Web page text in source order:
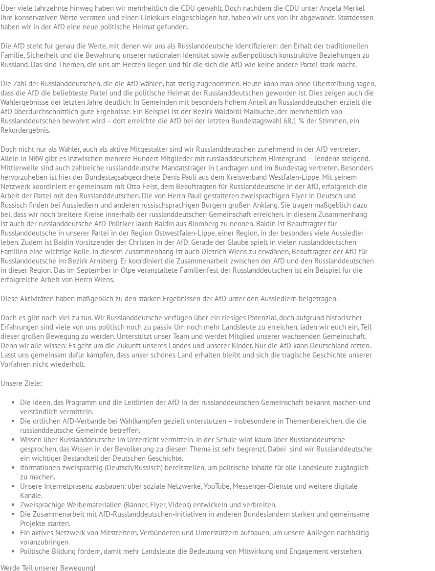
Über viele Jahrzehnte hinweg haben wir mehrheitlich die CDU gewählt. Doch nachdem die CDU unter Angela Merkel
ihre konservativen Werte verraten und einen Linkskurs eingeschlagen hat, haben wir uns von ihr abgewandt. Stattdessen
haben wir in der AfD eine neue politische Heimat gefunden.
Die AfD steht für genau die Werte, mit denen wir uns als Russlanddeutsche identifizieren: den Erhalt der traditionellen
Familie, Sicherheit und die Bewahrung unserer nationalen Identität sowie außenpolitisch konstruktive Beziehungen zu
Russland. Das sind Themen, die uns am Herzen liegen und für die sich die AfD wie keine andere Partei stark macht.
Die Zahl der Russlanddeutschen, die die AfD wählen, hat stetig zugenommen. Heute kann man ohne Übertreibung sagen,
dass die AfD die beliebteste Partei und die politische Heimat der Russlanddeutschen geworden ist. Dies zeigen auch die
Wahlergebnisse der letzten Jahre deutlich: In Gemeinden mit besonders hohem Anteil an Russlanddeutschen erzielt die
AfD überdurchschnittlich gute Ergebnisse. Ein Beispiel ist der Bezirk Waldbröl-Maibuche, der mehrheitlich von
Russlanddeutschen bewohnt wird – dort erreichte die AfD bei der letzten Bundestagswahl 68,1 % der Stimmen, ein
Rekordergebnis.
Doch nicht nur als Wähler, auch als aktive Mitgestalter sind wir Russlanddeutschen zunehmend in der AfD vertreten.
Allein in NRW gibt es inzwischen mehrere Hundert Mitglieder mit russlanddeutschem Hintergrund – Tendenz steigend.
Mittlerweile sind auch zahlreiche russlanddeutsche Mandatsträger in Landtagen und im Bundestag vertreten. Besonders
hervorzuheben ist hier der Bundestagsabgeordnete Denis Pauli aus dem Kreisverband Westfalen-Lippe. Mit seinem
Netzwerk koordiniert er gemeinsam mit Otto Feist, dem Beauftragten für Russlanddeutsche in der AfD, erfolgreich die
Arbeit der Partei mit den Russlanddeutschen. Die von Herrn Pauli gestalteten zweisprachigen Flyer in Deutsch und
Russisch finden bei Aussiedlern und anderen russischsprachigen Bürgern großen Anklang. Sie tragen maßgeblich dazu
bei, dass wir noch breitere Kreise innerhalb der russlanddeutschen Gemeinschaft erreichen. In diesem Zusammenhang
ist auch der russlanddeutsche AfD-Politiker Jakob Baidin aus Blomberg zu nennen. Baidin ist Beauftragter für
Russlanddeutsche in unserer Partei in der Region Ostwestfalen-Lippe, einer Region, in der besonders viele Aussiedler
leben. Zudem ist Baidin Vorsitzender der Christen in der AfD. Gerade der Glaube spielt in vielen russlanddeutschen
Familien eine wichtige Rolle. In diesem Zusammenhang ist auch Dietrich Wiens zu erwähnen, Beauftragter der AfD für
Russlanddeutsche im Bezirk Arnsberg. Er koordiniert die Zusammenarbeit zwischen der AfD und den Russlanddeutschen
in dieser Region. Das im September in Olpe veranstaltete Familienfest der Russlanddeutschen ist ein Beispiel für die
erfolgreiche Arbeit von Herrn Wiens.
Diese Aktivitäten haben maßgeblich zu den starken Ergebnissen der AfD unter den Aussiedlern beigetragen.
Doch es gibt noch viel zu tun. Wir Russlanddeutsche verfügen über ein riesiges Potenzial, doch aufgrund historischer
Erfahrungen sind viele von uns politisch noch zu passiv. Um noch mehr Landsleute zu erreichen, laden wir euch ein, Teil
dieser großen Bewegung zu werden. Unterstützt unser Team und werdet Mitglied unserer wachsenden Gemeinschaft.
Denn wir alle wissen: Es geht um die Zukunft unseres Landes und unserer Kinder. Nur die AfD kann Deutschland retten.
Lasst uns gemeinsam dafür kämpfen, dass unser schönes Land erhalten bleibt und sich die tragische Geschichte unserer
Vorfahren nicht wiederholt.
Unsere Ziele:
Die Ideen, das Programm und die Leitlinien der AfD in der russlanddeutschen Gemeinschaft bekannt machen und
verständlich vermitteln.
Die örtlichen AfD-Verbände bei Wahlkämpfen gezielt unterstützen – insbesondere in Themenbereichen, die die
russlanddeutsche Gemeinde betreffen.
Wissen über Russlanddeutsche im Unterricht vermitteln. In der Schule wird kaum über Russlanddeutsche
gesprochen, das Wissen in der Bevölkerung zu diesem Thema ist sehr begrenzt. Dabei sind wir Russlanddeutsche
ein wichtiger Bestandteil der Deutschen Geschichte.
Iformationen zweisprachig (Deutsch/Russisch) bereitstellen, um politische Inhalte für alle Landsleute zugänglich
zu machen.
Unsere Internetpräsenz ausbauen: über soziale Netzwerke, YouTube, Messenger-Dienste und weitere digitale
Kanäle.
Zweisprachige Werbematerialien (Banner, Flyer, Videos) entwickeln und verbreiten.
Die Zusammenarbeit mit AfD-Russlanddeutschen-Initiativen in anderen Bundesländern stärken und gemeinsame
Projekte starten.
Ein aktives Netzwerk von Mitstreitern, Verbündeten und Unterstützern aufbauen, um unsere Anliegen nachhaltig
voranzubringen.
Politische Bildung fördern, damit mehr Landsleute die Bedeutung von Mitwirkung und Engagement verstehen.
Werde Teil unserer Bewegung!